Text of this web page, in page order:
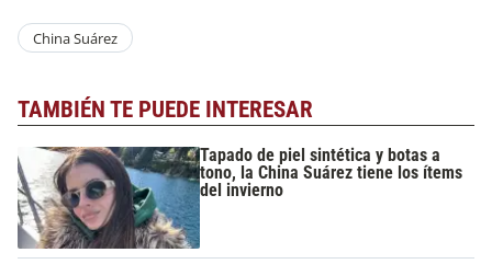
China Suárez
TAMBIÉN TE PUEDE INTERESAR
Tapado de piel sintética y botas a
tono, la China Suárez tiene los ítems
del invierno